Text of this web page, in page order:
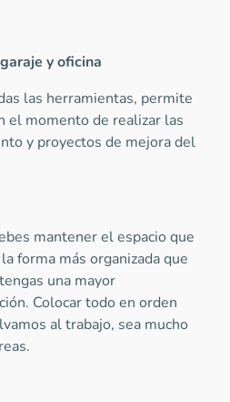
y oficina
las herramientas, permite
el momento de realizar las
y proyectos de mejora del
mantener el espacio que
forma más organizada que
una mayor
Colocar todo en orden
al trabajo, sea mucho